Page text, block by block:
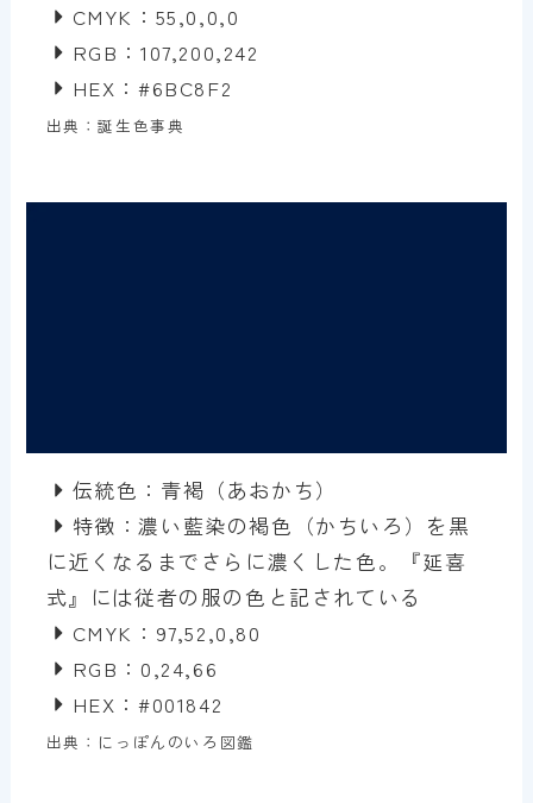
CMYK：55,0,0,0
RGB：107,200,242
HEX：#6BC8F2
出典：誕生色事典
伝統色：青褐（あおかち）
特徴：濃い藍染の褐色（かちいろ）を黒
に近くなるまでさらに濃くした色。『延喜
式』には従者の服の色と記されている
CMYK：97,52,0,80
RGB：0,24,66
HEX：#001842
出典：にっぽんのいろ図鑑